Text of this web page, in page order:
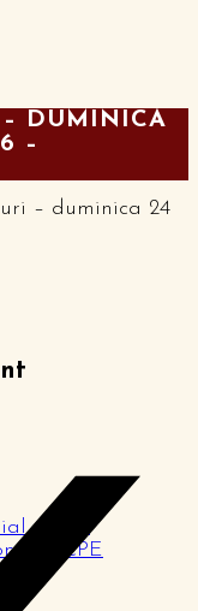
– CPP
– CPE
DUMINICA
–